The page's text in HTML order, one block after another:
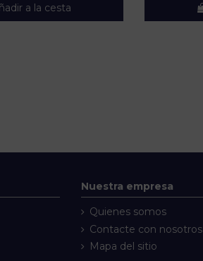
a la cesta
Nuestra empresa
Quienes somos
Contacte con nosotros
Mapa del sitio